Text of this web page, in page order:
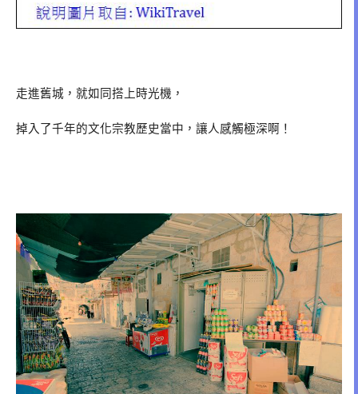
走進舊城，就如同搭上時光機，
掉入了千年的文化宗教歷史當中，讓人感觸極深啊！